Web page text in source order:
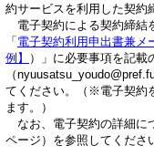
約サービスを利用した契約
電子契約による契約締結
「 電子契約利用申出書兼メ
例】
）」に必要事項を記載
（
てください。（※電子契約
ます。）
なお、電子契約の詳細に
ページ）を参照してくださ